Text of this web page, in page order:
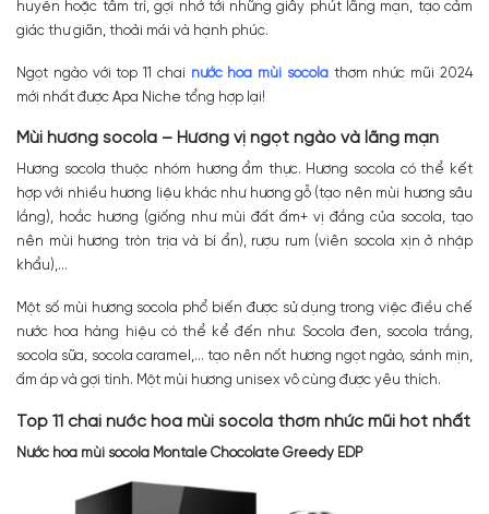
Cologne Intense
Nước hoa hương chocolate Azzaro Wanted By Night
Nước hoa Theodoros Kalotinis Velvet Chocolate
Nước hoa YSL Black Opium Eau De Parfum Extreme EDP
Nước hoa mùi socola Britney Spears Fantasy EDP
Mua nước hoa mùi socola chính hãng, giá tốt ở đâu?
huyễn hoặc tâm trí, gợi nhớ tới những giây phút lãng mạn, tạo cảm
giác thư giãn, thoải mái và hạnh phúc.
Ngọt ngào với top 11 chai nước hoa mùi socolathơm nhức mũi 2024
mới nhất được Apa Niche tổng hợp lại!
Mùi hương socola – Hương vị ngọt ngào và lãng mạn
Hương socola thuộc nhóm hương ẩm thực. Hương socola có thể kết
hợp với nhiều hương liệu khác như hương gỗ (tạo nên mùi hương sâu
lắng), hoắc hương (giống như mùi đất ấm+ vị đắng của socola, tạo
nên mùi hương tròn trịa và bí ẩn), rượu rum (viên socola xịn ở nhập
khẩu),…
Một số mùi hương socola phổ biến được sử dụng trong việc điều chế
nước hoa hàng hiệu có thể kể đến như: Socola đen, socola trắng,
socola sữa, socola caramel,… tạo nên nốt hương ngọt ngào, sánh mịn,
ấm áp và gợi tình. Một mùi hương unisex vô cùng được yêu thích.
Top 11 chai nước hoa mùi socola thơm nhức mũi hot nhất
Nước hoa mùi socola Montale Chocolate Greedy EDP